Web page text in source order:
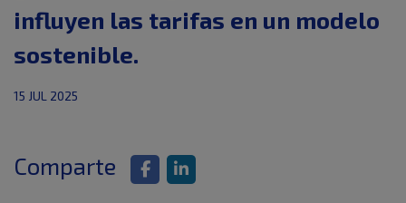
influyen las tarifas en un modelo
sostenible.
15 JUL 2025
Comparte